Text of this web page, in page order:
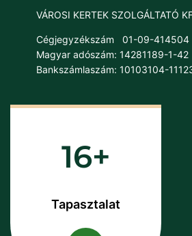
VÁROSI KERTEK SZOLGÁLTATÓ
Cégjegyzékszám
01-09-414504
Magyar adószám: 14281189-1-42
Bankszámlaszám: 10103104-
16
Tapasztalat